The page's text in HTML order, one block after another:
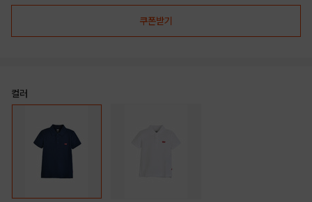
쿠폰받기
컬러